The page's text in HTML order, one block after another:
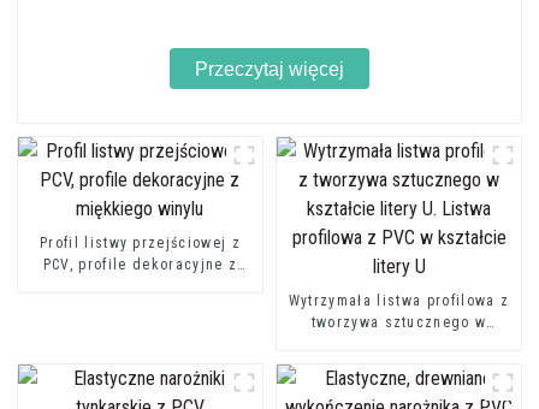
Przeczytaj więcej
Profil listwy przejściowej z
PCV, profile dekoracyjne z
Wytrzymała listwa profilowa z
tworzywa sztucznego w
litery U